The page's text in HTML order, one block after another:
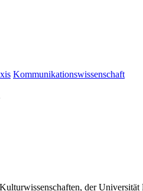
Kommunikationswissenschaft
der